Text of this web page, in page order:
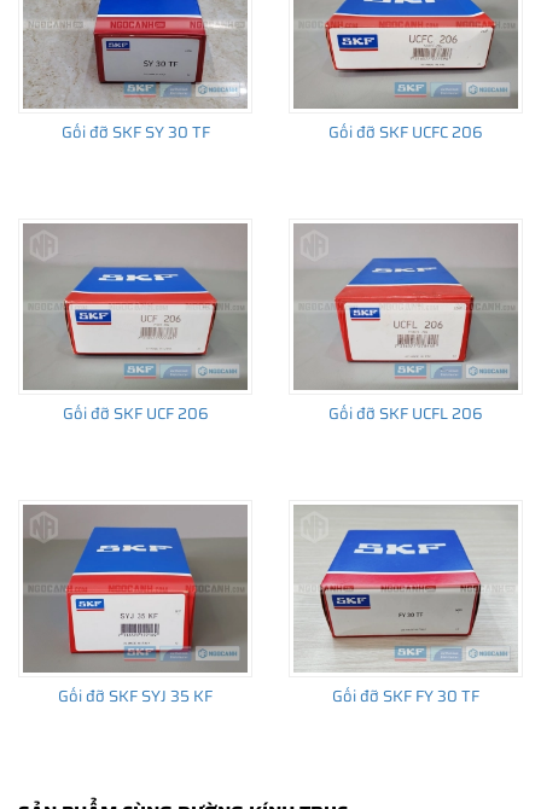
Gối đỡ SKF SY 30 TF Gối đỡ SKF UCFC 206
Gối đỡ SKF UCF 206 Gối đỡ SKF UCFL 206
Gối đỡ SKF SYJ 35 KF Gối đỡ SKF FY 30 TF